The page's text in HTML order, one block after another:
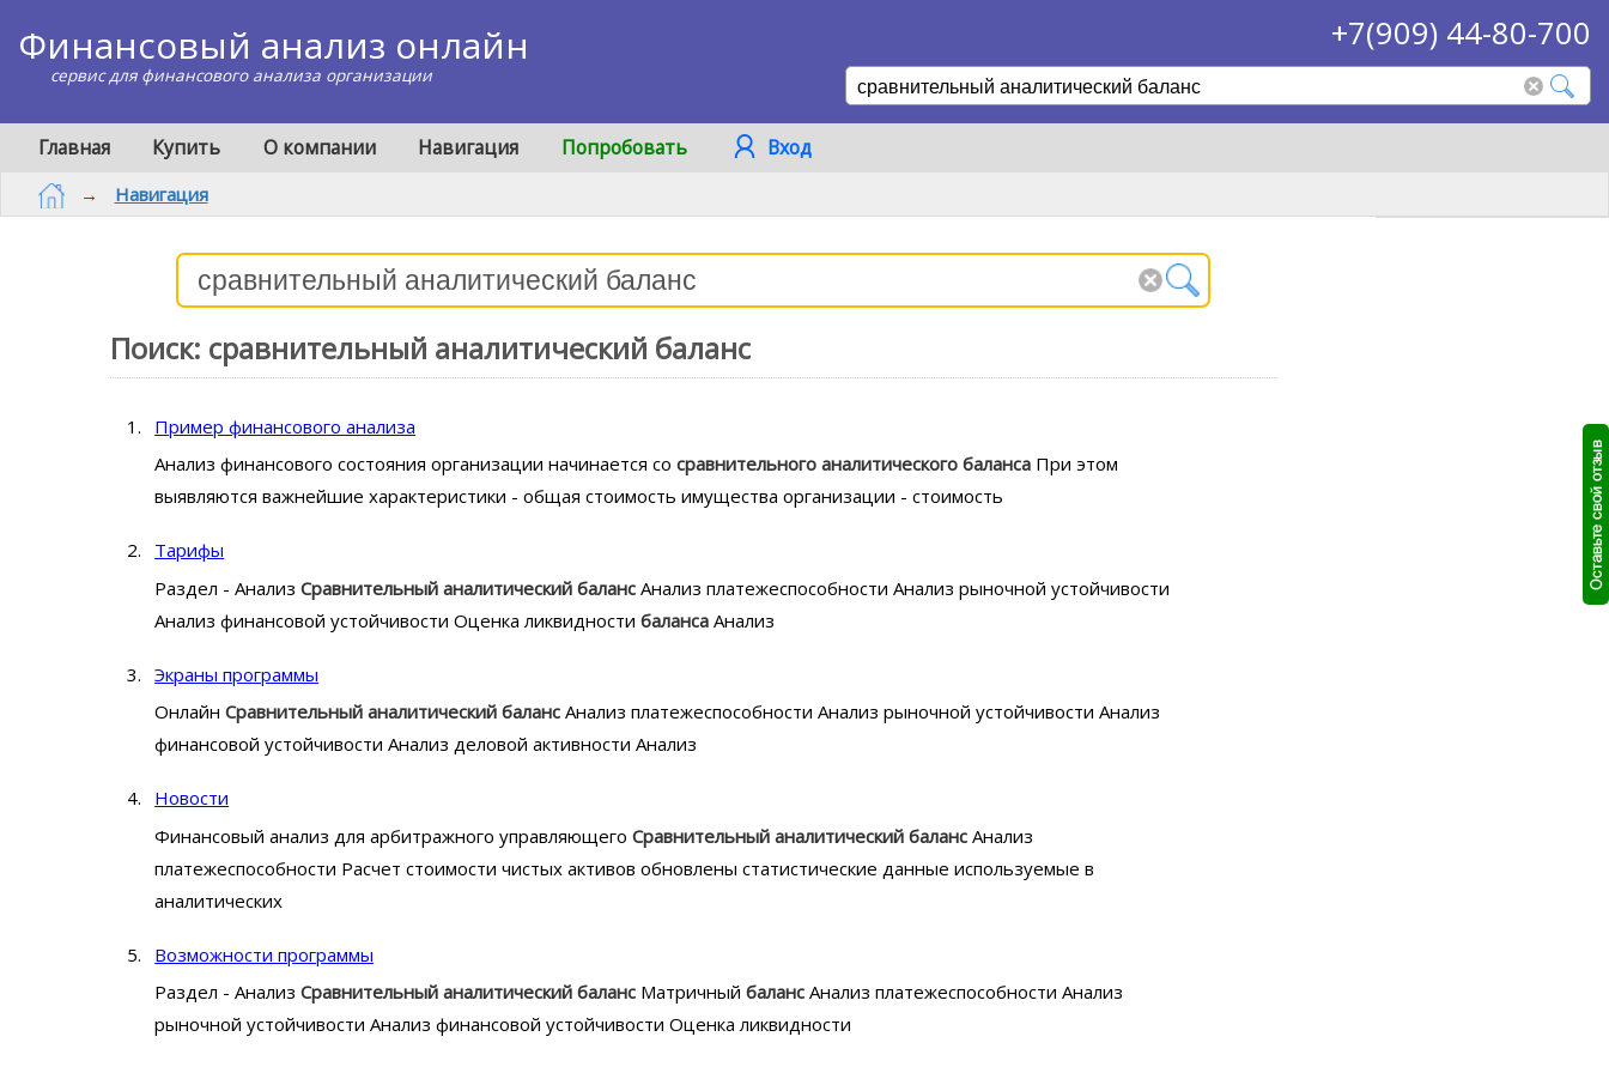
Финансовый анализ онлайн
сервис для финансового анализа организации
+7(909) 44-80-700
Главная Купить О компании Навигация Попробовать Вход
→ Навигация
Поиск: сравнительный аналитический баланс
Пример финансового анализа
Анализ финансового состояния организации начинается сосравнительного аналитического баланса При этом
выявляются важнейшие характеристики - общая стоимость имущества организации - стоимость
Тарифы
Раздел - АнализСравнительный аналитический баланс Анализ платежеспособности Анализ рыночной устойчивости
Анализ финансовой устойчивости Оценка ликвидностибаланса Анализ
Экраны программы
ОнлайнСравнительный аналитический баланс Анализ платежеспособности Анализ рыночной устойчивости Анализ
финансовой устойчивости Анализ деловой активности Анализ
Новости
Финансовый анализ для арбитражного управляющегоСравнительный аналитический баланс Анализ
платежеспособности Расчет стоимости чистых активов обновлены статистические данные используемые в
аналитических
Возможности программы
Раздел - АнализСравнительный аналитический баланс Матричныйбаланс Анализ платежеспособности Анализ
рыночной устойчивости Анализ финансовой устойчивости Оценка ликвидности